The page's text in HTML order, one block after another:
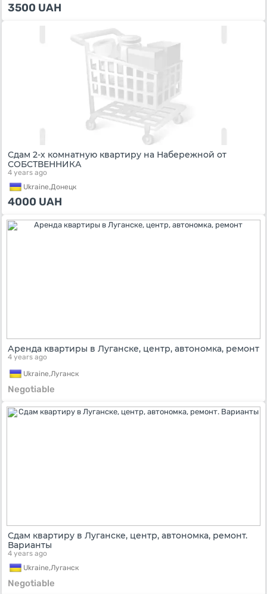
3500 UAH
Сдам 2-х комнатную квартиру на Набережной от
СОБСТВЕННИКА
4 years ago
Ukraine,Донецк
4000 UAH
Аренда квартиры в Луганске, центр, автономка, ремонт
4 years ago
Ukraine,Луганск
Negotiable
Сдам квартиру в Луганске, центр, автономка, ремонт.
Варианты
4 years ago
Ukraine,Луганск
Negotiable